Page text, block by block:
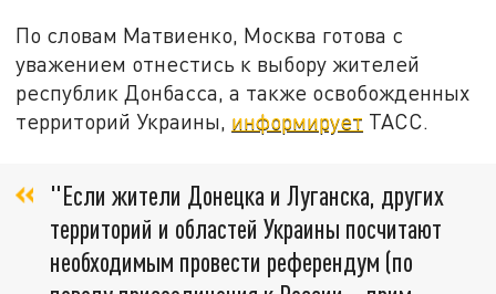
По словам Матвиенко, Москва готова с
уважением отнестись к выбору жителей
республик Донбасса, а также освобожденных
территорий Украины, информирует ТАСС.
"Если жители Донецка и Луганска, других
территорий и областей Украины посчитают
необходимым провести референдум (по